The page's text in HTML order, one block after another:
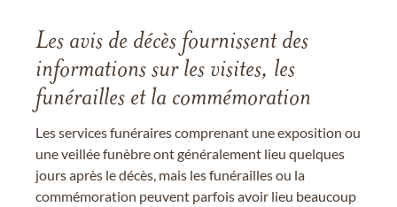
Les avis de décès fournissent des
informations sur les visites, les
funérailles et la commémoration
Les services funéraires comprenant une exposition ou
une veillée funèbre ont généralement lieu quelques
jours après le décès, mais les funérailles ou la
commémoration peuvent parfois avoir lieu beaucoup